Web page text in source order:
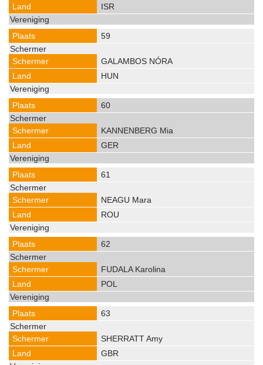
ISR
59
GALAMBOS NÓRA
HUN
60
KANNENBERG Mia
GER
61
NEAGU Mara
ROU
62
FUDALA Karolina
POL
63
SHERRATT Amy
GBR